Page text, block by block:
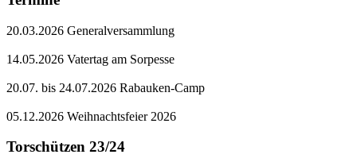
20.03.2026 Generalversammlung
14.05.2026 Vatertag am Sorpesse
20.07. bis 24.07.2026 Rabauken-Camp
05.12.2026 Weihnachtsfeier 2026
Torschützen 23/24